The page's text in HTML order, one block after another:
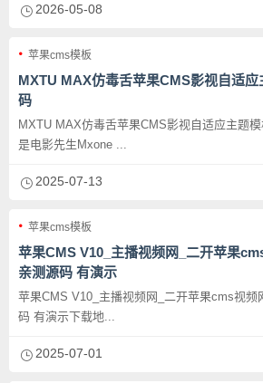
2026-05-08
苹果cms模板
MXTU MAX仿毒舌苹果CMS影视自适应
码
MXTU MAX仿毒舌苹果CMS影视自适应主题
是电影先生Mxone ...
2025-07-13
苹果cms模板
苹果CMS V10_主播视频网_二开苹果
亲测源码 有演示
苹果CMS V10_主播视频网_二开苹果cms视频
码 有演示下载地...
2025-07-01